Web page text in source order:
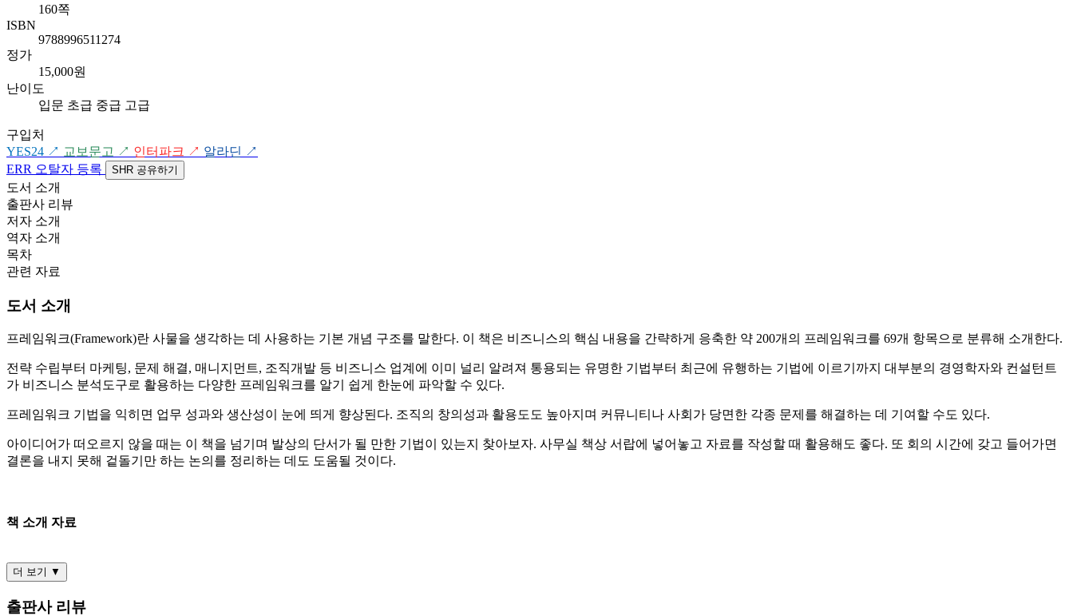
160쪽
ISBN
9788996511274
정가
15,000원
난이도
입문 초급 중급 고급
구입처
YES24 ↗ 교보문고 ↗ 인터파크 ↗ 알라딘 ↗
ERR 오탈자 등록 SHR 공유하기
도서 소개
출판사 리뷰
저자 소개
역자 소개
목차
관련 자료
도서 소개
프레임워크(Framework)란 사물을 생각하는 데 사용하는 기본 개념 구조를 말한다. 이 책은 비즈니스의 핵심 내용을 간략하게 응축한 약 200개의 프레임워크를 69개 항목으로 분류해 소개한다.
전략 수립부터 마케팅, 문제 해결, 매니지먼트, 조직개발 등 비즈니스 업계에 이미 널리 알려져 통용되는 유명한 기법부터 최근에 유행하는 기법에 이르기까지 대부분의 경영학자와 컨설턴트
가 비즈니스 분석도구로 활용하는 다양한 프레임워크를 알기 쉽게 한눈에 파악할 수 있다.
프레임워크 기법을 익히면 업무 성과와 생산성이 눈에 띄게 향상된다. 조직의 창의성과 활용도도 높아지며 커뮤니티나 사회가 당면한 각종 문제를 해결하는 데 기여할 수도 있다.
아이디어가 떠오르지 않을 때는 이 책을 넘기며 발상의 단서가 될 만한 기법이 있는지 찾아보자. 사무실 책상 서랍에 넣어놓고 자료를 작성할 때 활용해도 좋다. 또 회의 시간에 갖고 들어가면
결론을 내지 못해 겉돌기만 하는 논의를 정리하는 데도 도움될 것이다.
책 소개 자료
더 보기 ▼
출판사 리뷰